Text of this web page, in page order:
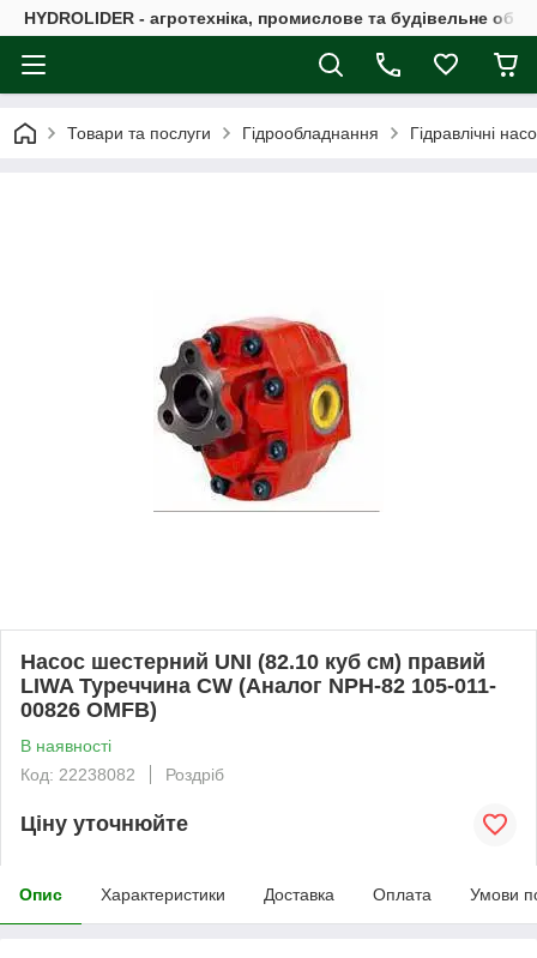
HYDROLIDER - агротехніка, промислове та будівельне
Товари та послуги Гідрообладнання Гідравлічні
Насос шестерний UNI (82.10 куб см) правий
LIWA Туреччина СW (Аналог NPH-82 105-011-
00826 OMFB)
В наявності
Код: 22238082
Роздріб
Ціну уточнюйте
Опис Характеристики Доставка Оплата Умови